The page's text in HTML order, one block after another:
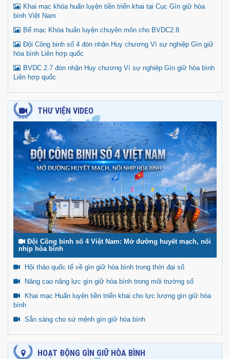
Khai mạc khóa huấn luyện tiền triển khai tại Cục Gìn giữ hòa
bình Việt Nam
Bế mạc Khóa huấn luyện chuyên môn cho BVDC2.8
Đội Công binh số 4 đón nhận Huy chương Vì sự nghiệp Gìn giữ
hòa bình Liên hợp quốc
BVDC 2.7 đón nhận Huy chương Vì sự nghiệp Gìn giữ hòa bình
Liên hợp quốc
THƯ VIỆN VIDEO
Đội Công binh số 4 Việt Nam: Mở đường huyết mạch, nối
nhịp hòa bình
Hội thảo quốc tế về gìn giữ hòa bình trong thời đại số
Nâng cao năng lực gìn giữ hòa bình trong môi trường số
Khai mạc Huấn luyện tiền triển khai cho lực lượng gìn giữ hòa
bình
Sẵn sàng cho sứ mệnh gìn giữ hòa bình
HOẠT ĐỘNG GÌN GIỮ HÒA BÌNH